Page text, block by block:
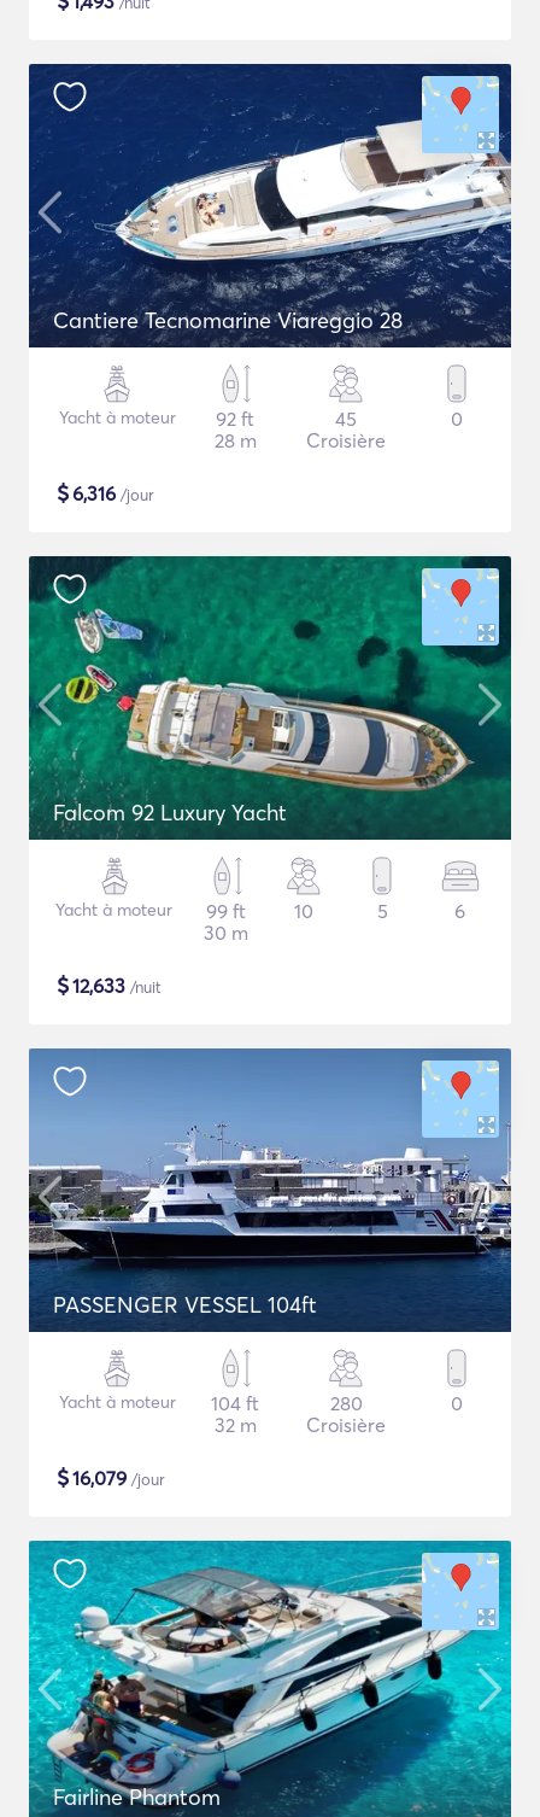
Cantiere Tecnomarine Viareggio 28
Yacht à moteur
92 ft
28 m
45
Croisière
0
$6,316 /jour
Falcom 92 Luxury Yacht
Yacht à moteur
99 ft
30 m
10 5 6
$12,633 /nuit
PASSENGER VESSEL 104ft
Yacht à moteur
104 ft
32 m
280
Croisière
0
$16,079 /jour
Fairline Phantom